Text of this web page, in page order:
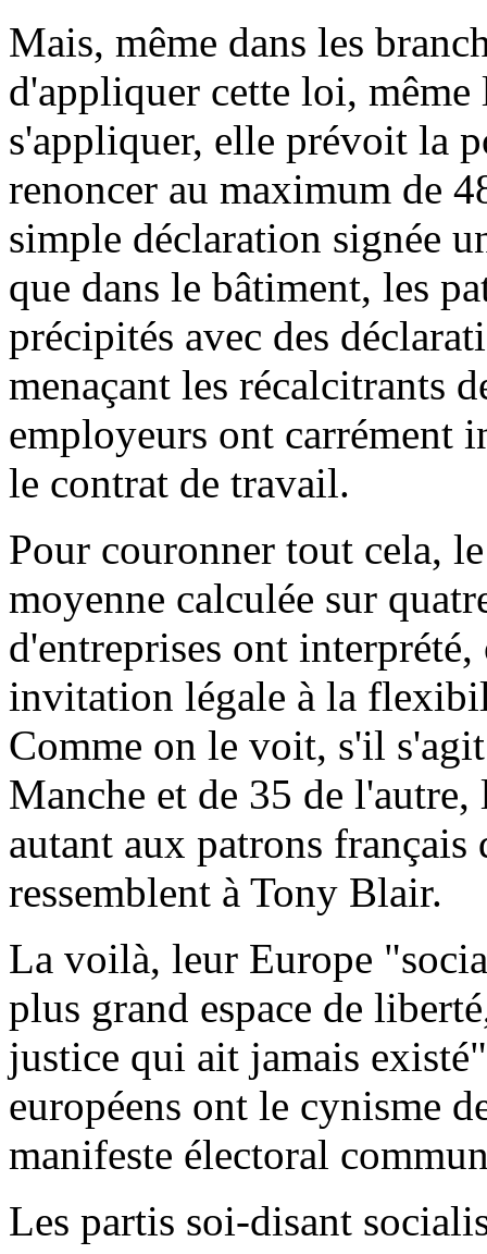
Mais, même dans les
d'appliquer cette loi,
s'appliquer, elle prévoit la
renoncer au maximum de
simple déclaration signée
que dans le bâtiment, les
précipités avec des
menaçant les récalcitrants
employeurs ont carrément
le contrat de travail.
Pour couronner tout cela,
moyenne calculée sur
d'entreprises ont
invitation légale à la
Comme on le voit, s'il
Manche et de 35 de l'autre,
autant aux patrons
ressemblent à Tony Blair.
La voilà, leur Europe
plus grand espace de
justice qui ait jamais
européens ont le cynisme
manifeste électoral
Les partis soi-disant